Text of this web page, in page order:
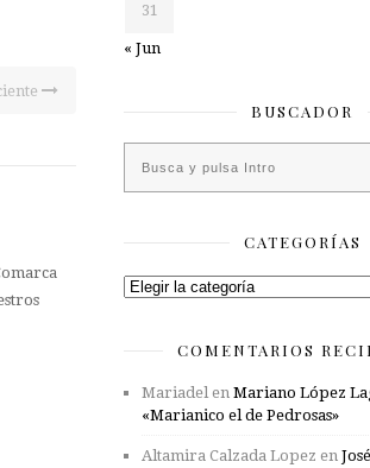
31
« Jun
BUSCADOR
CATEGORÍAS
Categorías
COMENTARIOS
Mariadelen Mariano López
«Marianico el de Pedrosas»
Altamira Calzada Lopez en